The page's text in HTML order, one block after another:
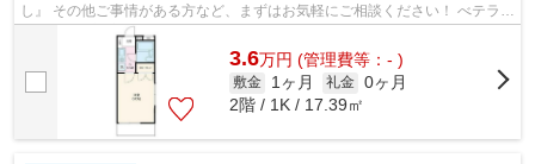
し』 その他ご事情がある方など、まずはお気軽にご相談ください！ べテラン
スタッフが対応致しますのでご希望...
3.6万円 (管理費等：- )
敷金 1ヶ月 礼金 0ヶ月
2階 / 1K / 17.39㎡